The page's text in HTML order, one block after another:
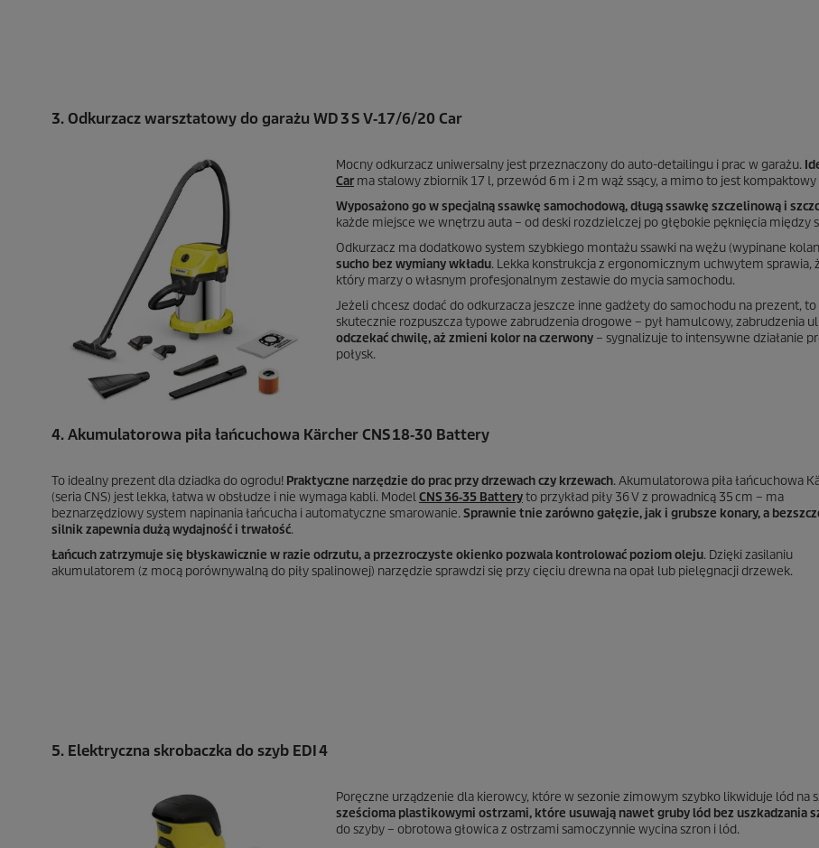
3. Odkurzacz warsztatowy do garażu WD 3 S V‑17/6/20 Car
Mocny odkurzacz uniwersalny jest przeznaczony do auto-detailingu i prac w garażu.
Car ma stalowy zbiornik 17 l, przewód 6 m i 2 m wąż ssący, a mimo to jest
Wyposażono go w specjalną ssawkę samochodową, długą ssawkę szczelinową i
każde miejsce we wnętrzu auta – od deski rozdzielczej po głębokie pęknięcia między
Odkurzacz ma dodatkowo system szybkiego montażu ssawki na wężu (wypinane
sucho bez wymiany wkładu. Lekka konstrukcja z ergonomicznym uchwytem
który marzy o własnym profesjonalnym zestawie do mycia samochodu.
Jeżeli chcesz dodać do odkurzacza jeszcze inne gadżety do samochodu na prezent,
skutecznie rozpuszcza typowe zabrudzenia drogowe – pył hamulcowy, zabrudzenia
odczekać chwilę, aż zmieni kolor na czerwony – sygnalizuje to intensywne działanie
połysk.
4. Akumulatorowa piła łańcuchowa Kärcher CNS 18‑30 Battery
To idealny prezent dla dziadka do ogrodu! Praktyczne narzędzie do prac przy drzewach czy krzewach. Akumulatorowa piła łańcuchowa
(seria CNS) jest lekka, łatwa w obsłudze i nie wymaga kabli. ModelCNS 36‑35 Batteryto przykład piły 36 V z prowadnicą 35 cm – ma
beznarzędziowy system napinania łańcucha i automatyczne smarowanie.Sprawnie tnie zarówno gałęzie, jak i grubsze konary, a
silnik zapewnia dużą wydajność i trwałość.
Łańcuch zatrzymuje się błyskawicznie w razie odrzutu, a przezroczyste okienko pozwala kontrolować poziom oleju. Dzięki zasilaniu
akumulatorem (z mocą porównywalną do piły spalinowej) narzędzie sprawdzi się przy cięciu drewna na opał lub pielęgnacji drzewek.
5. Elektryczna skrobaczka do szyb EDI 4
Poręczne urządzenie dla kierowcy, które w sezonie zimowym szybko likwiduje lód na
sześcioma plastikowymi ostrzami, które usuwają nawet gruby lód bez uszkadzania
do szyby – obrotowa głowica z ostrzami samoczynnie wycina szron i lód.